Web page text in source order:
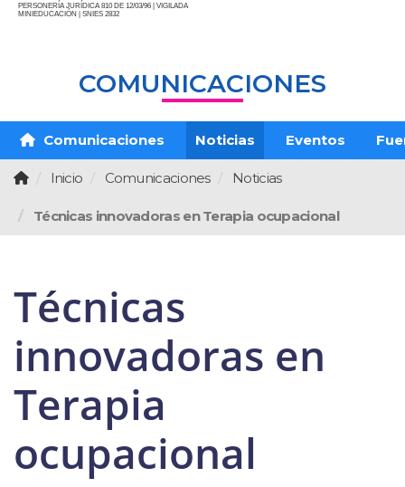
PERSONERÍA JURÍDICA 810 DE 12/03/96 | VIGILADA
MINIEDUCACIÓN | SNIES 2832
COMUNICACIONES
Comunicaciones Noticias Eventos
Inicio Comunicaciones Noticias
Técnicas innovadoras en Terapia ocupacional
Técnicas
innovadoras en
Terapia
ocupacional